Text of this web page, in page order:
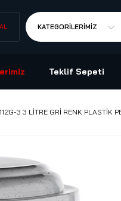
KATEGORILERIMIZ
Teklif Sepeti
3 3 LİTRE GRİ RENK PLASTİK